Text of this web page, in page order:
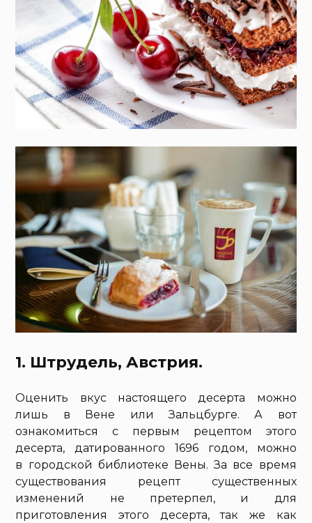
1. Штрудель, Австрия.
Оценить вкус настоящего десерта можно
лишь в Вене или Зальцбурге. А вот
ознакомиться с первым рецептом этого
десерта, датированного 1696 годом, можно
в городской библиотеке Вены. За все время
существования рецепт существенных
изменений не претерпел, и для
приготовления этого десерта, так же как